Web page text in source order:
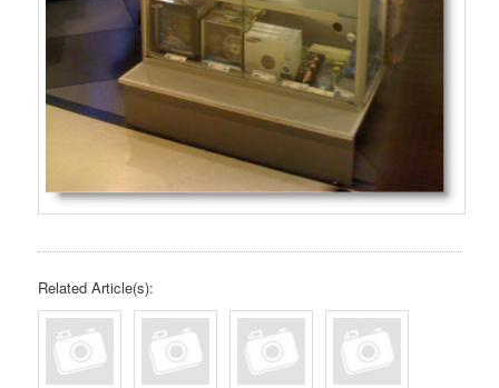
Related Article(s):